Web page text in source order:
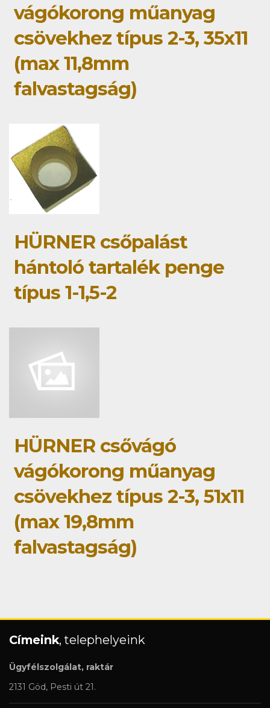
vágókorong műanyag
csövekhez típus 2-3, 35x11
(max 11,8mm
falvastagság)
HÜRNER csőpalást
hántoló tartalék penge
típus 1-1,5-2
HÜRNER csővágó
vágókorong műanyag
csövekhez típus 2-3, 51x11
(max 19,8mm
falvastagság)
Címeink, telephelyeink
Ügyfélszolgálat, raktár
2131 Göd, Pesti út 21.